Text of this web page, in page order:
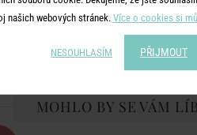
MOHLO BY SE VÁM
našich webových stránek. Více o cookies si
NESOUHLASÍM PŘIJMOUT